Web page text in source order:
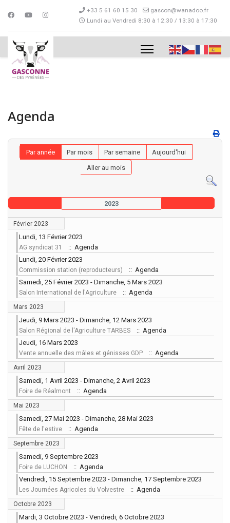
+33 5 61 60 15 30
gascon@wanadoo.fr
Lundi au Vendredi 8:30 à 12:30 / 13:30 à 17:30
Agenda
Par année Par mois Par semaine
Aujourd'hui
Aller au mois
2023
Février 2023
Lundi, 13 Février 2023
AG syndicat 31
:: Agenda
Lundi, 20 Février 2023
Commission station (reproducteurs)
:: Agenda
Samedi, 25 Février 2023 - Dimanche, 5 Mars 2023
Salon International de l'Agriculture :: Agenda
Mars 2023
Jeudi, 9 Mars 2023 - Dimanche, 12 Mars 2023
Salon Régional de l'Agriculture TARBES
:: Agenda
Jeudi, 16 Mars 2023
Vente annuelle des mâles et génisses GDP :: Agenda
Avril 2023
Samedi, 1 Avril 2023 - Dimanche, 2 Avril 2023
Foire de Réalmont :: Agenda
Mai 2023
Samedi, 27 Mai 2023 - Dimanche, 28 Mai 2023
Fête de l'estive :: Agenda
Septembre 2023
Samedi, 9 Septembre 2023
Foire de LUCHON
:: Agenda
Vendredi, 15 Septembre 2023 - Dimanche, 17 Septembre 2023
Les Journées Agricoles du Volvestre :: Agenda
Octobre 2023
Mardi, 3 Octobre 2023 - Vendredi, 6 Octobre 2023